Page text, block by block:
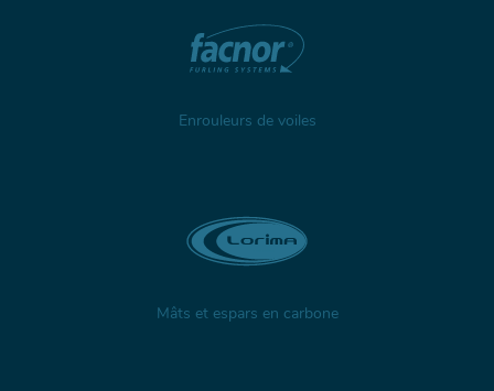
Enrouleurs de voiles
Mâts et espars en carbone